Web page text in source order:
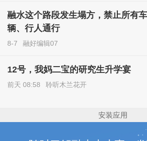
融水这个路段发生塌方，禁止所有车
辆、行人通行
8-7 融好编辑07
12号，我妈二宝的研究生升学宴
前天 08:58 聆听木兰花开
安装应用